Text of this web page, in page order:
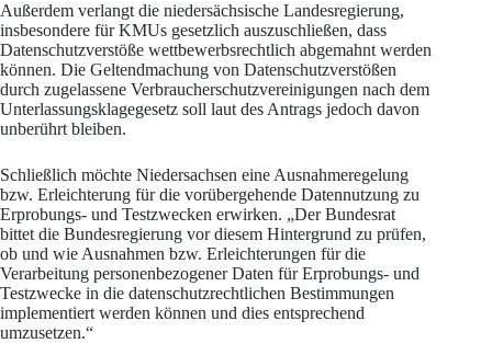
Außerdem verlangt die niedersächsische Landesregierung,
insbesondere für KMUs gesetzlich auszuschließen, dass
Datenschutzverstöße wettbewerbsrechtlich abgemahnt werden
können. Die Geltendmachung von Datenschutzverstößen
durch zugelassene Verbraucherschutzvereinigungen nach dem
Unterlassungsklagegesetz soll laut des Antrags jedoch davon
unberührt bleiben.
Schließlich möchte Niedersachsen eine Ausnahmeregelung
bzw. Erleichterung für die vorübergehende Datennutzung zu
Erprobungs- und Testzwecken erwirken. „Der Bundesrat
bittet die Bundesregierung vor diesem Hintergrund zu prüfen,
ob und wie Ausnahmen bzw. Erleichterungen für die
Verarbeitung personenbezogener Daten für Erprobungs- und
Testzwecke in die datenschutzrechtlichen Bestimmungen
implementiert werden können und dies entsprechend
umzusetzen.“